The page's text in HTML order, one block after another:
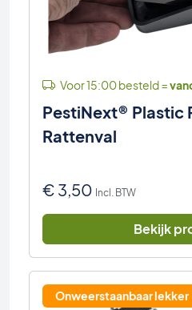
Voor 15:00 besteld =
PestiNext® Plastic
Rattenval
€ 3,50 Incl. BTW
Bekijk
Onweerstaanbaar lekker